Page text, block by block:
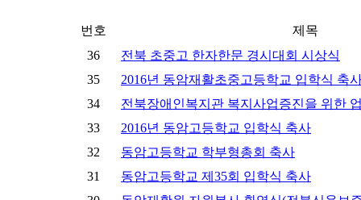
번호
제목
36
전북 초중고 한자한문 경시대회 시상식
35
2016년 동암재활초중고등학교 입학식 축
34
전북장애인복지관 복지사업증진을 위한
33
2016년 동암고등학교 입학식 축사
32
동암고등학교 학부형총회 축사
31
동암고등학교 제35회 입학식 축사